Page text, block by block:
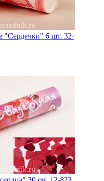
"Сердечки" 6 шт. 32-